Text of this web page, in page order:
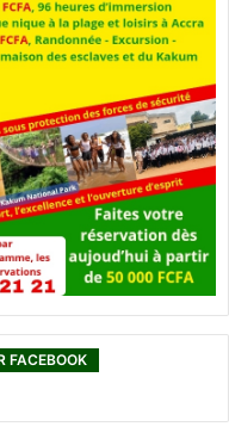
FACEBOOK